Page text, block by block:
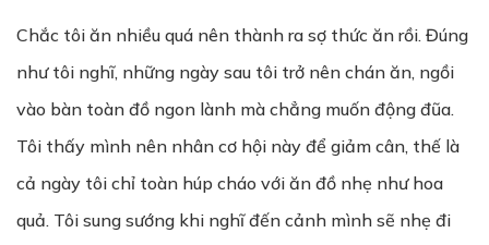
Chắc tôi ăn nhiều quá nên thành ra sợ thức ăn rồi. Đúng
như tôi nghĩ, những ngày sau tôi trở nên chán ăn, ngồi
vào bàn toàn đồ ngon lành mà chẳng muốn động đũa.
Tôi thấy mình nên nhân cơ hội này để giảm cân, thế là
cả ngày tôi chỉ toàn húp cháo với ăn đồ nhẹ như hoa
quả. Tôi sung sướng khi nghĩ đến cảnh mình sẽ nhẹ đi